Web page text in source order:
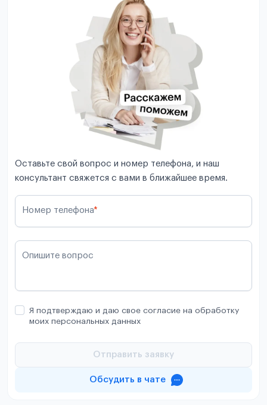
Оставьте свой вопрос и номер телефона, и наш
консультант свяжется с вами в ближайшее время.
Номер телефона*
Опишите вопрос
Я подтверждаю и даю свое согласие на обработку
моих персональных данных
Отправить заявку
Обсудить в чате